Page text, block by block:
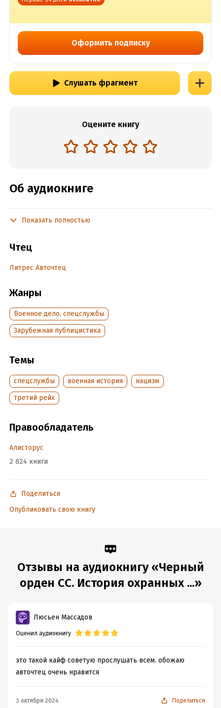
Оформить подписку
Слушать фрагмент
Оцените книгу
Об аудиокниге
Подробная информация
Дата поступления:
Показать полностью
Чтец
Литрес Авточтец
Жанры
Военное дело, спецслужбы
Зарубежная публицистика
Темы
спецслужбы военная история
нацизм
третий рейх
Правообладатель
Алисторус
2 824 книги
Поделиться
Опубликовать свою книгу
Отзывы на аудиокнигу «Черный
орден СС. История охранных ...»
Люсьен Массадов
Оценил аудиокнигу
это такой кайф советую прослушать всем. обожаю
авточтец очень нравится
3 октября 2024 Поделиться